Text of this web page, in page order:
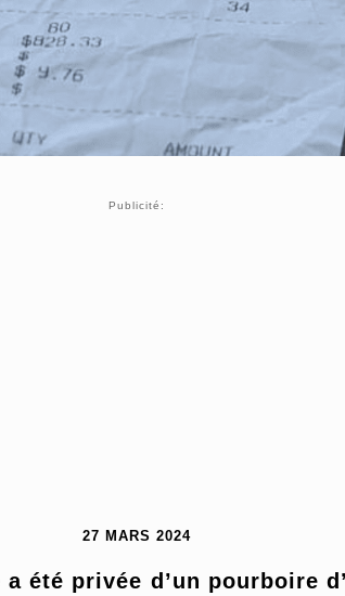
Publicité:
27 MARS 2024
été privée d’un pourboire